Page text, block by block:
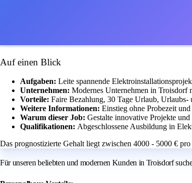
Auf einen Blick
Aufgaben: Leite spannende
Unternehmen: Modernes Unternehmen in Troisdorf
Vorteile: Faire Bezahlung, 30 Tage Urlaub, Urlaubs-
Weitere Informationen: Einstieg ohne Probezeit
Warum dieser Job: Gestalte innovative Projekte
Qualifikationen: Abgeschlossene Ausbildung in
Das prognostizierte Gehalt liegt zwischen 4000 - 5000 €
Für unseren beliebten und modernen Kunden in Troisdorf